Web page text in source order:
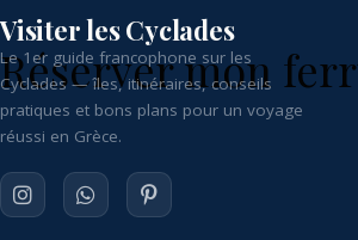
Réserver mon
Visiter les Cyclades
Le 1er guide francophone sur les
Cyclades — îles, itinéraires, conseils
pratiques et bons plans pour un voyage
réussi en Grèce.